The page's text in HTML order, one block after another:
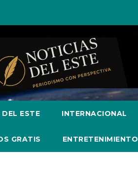
ESTE INTERNACIONAL
GRATIS ENTRETENIMIENTO